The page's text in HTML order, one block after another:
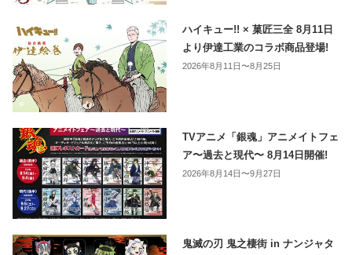
ハイキュー!! × 菓匠三全 8月11日
より伊達工業のコラボ商品登場!
2026年8月11日〜8月25日
TVアニメ「銀魂」アニメイトフェ
ア〜過去と現代〜 8月14日開催!
2026年8月14日〜9月27日
鬼滅の刃 鬼之棲街 in ナンジャタ